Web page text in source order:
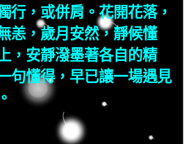
行，或併肩。花開花落，
恙，歲月安然，靜候懂
，安靜潑墨著各自的精
句懂得，早已讓一場遇見